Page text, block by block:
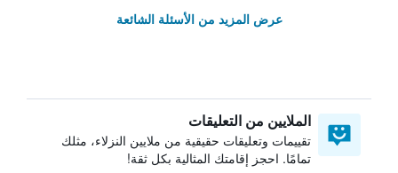
عرض المزيد من الأسئلة الشائعة
الملايين من التعليقات
تقييمات وتعليقات حقيقية من ملايين النزلاء، مثلك
تمامًا. احجز إقامتك المثالية بكل ثقة!